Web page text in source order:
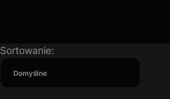
przez różne style
Porcelana uzdrowiskowa i
Lista
Sortowanie:
Domyślne